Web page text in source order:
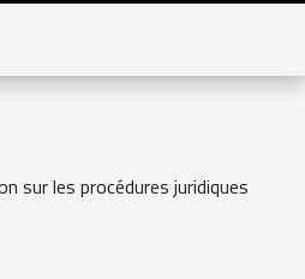
sur les procédures juridiques